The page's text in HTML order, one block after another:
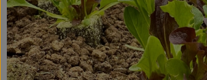
Ökokisten
Obst & Gemüse
Kühltheke